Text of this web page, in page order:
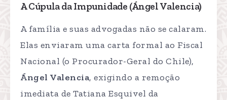
A Cúpula da Impunidade (Ángel Valencia)
A família e suas advogadas não se calaram.
Elas enviaram uma carta formal ao Fiscal
Nacional (o Procurador-Geral do Chile),
Ángel Valencia, exigindo a remoção
imediata de Tatiana Esquivel da